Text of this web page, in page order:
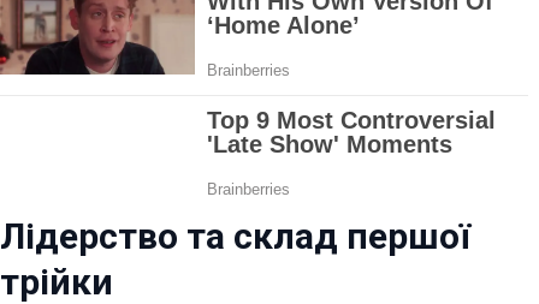
Лідерство та склад першої
трійки